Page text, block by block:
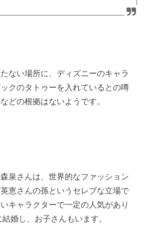
ない場所に、ディズニーのキャラ
クのタトゥーを入れているとの噂
どの根拠はないようです。
泉さんは、世界的なファッション
恵さんの孫というセレブな立場で
キャラクターで一定の人気があり
婚し、お子さんもいます。